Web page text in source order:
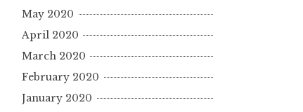
May 2020
April 2020
March 2020
February 2020
January 2020